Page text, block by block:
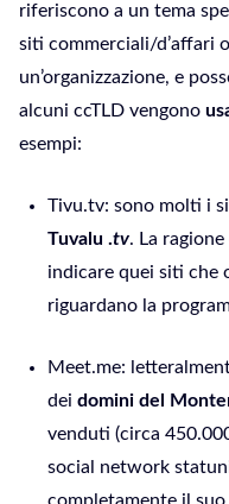
riferiscono a un tema
siti commerciali/d’affari
un’organizzazione, e
alcuni ccTLD vengono
esempi:
Tivu.tv: sono molti i
Tuvalu .tv. La
indicare quei siti che
riguardano la
Meet.me:
dei domini del
venduti (circa
social network